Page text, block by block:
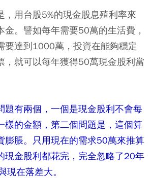
，用台股5%的現金股息殖利率來
金。譬如每年需要50萬的生活費，
要達到1000萬，投資在能夠穩定
，就可以每年獲得50萬現金股利當
題有兩個，一個是現金股利不會每
樣的金額，第二個問題是，這個算
膨脹。只用現在的需求50萬來推算
現金股利都花完，完全忽略了20年
現在落差大。